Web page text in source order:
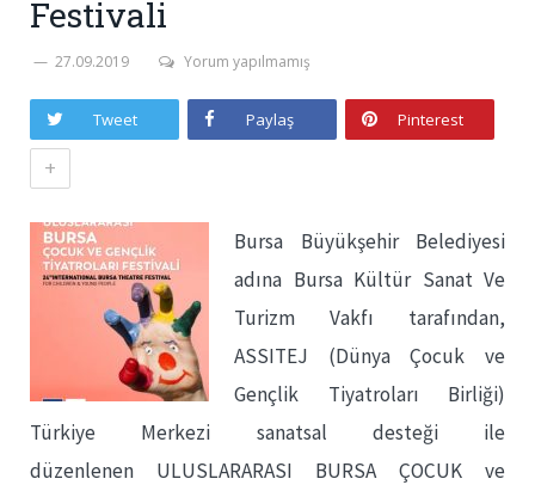
Festivali
27.09.2019 Yorum yapılmamış
Tweet Paylaş Pinterest
+
Bursa Büyükşehir Belediyesi
adına Bursa Kültür Sanat Ve
Turizm Vakfı tarafından,
ASSITEJ (Dünya Çocuk ve
Gençlik Tiyatroları Birliği)
Türkiye Merkezi sanatsal desteği ile
düzenlenen ULUSLARARASI BURSA ÇOCUK ve